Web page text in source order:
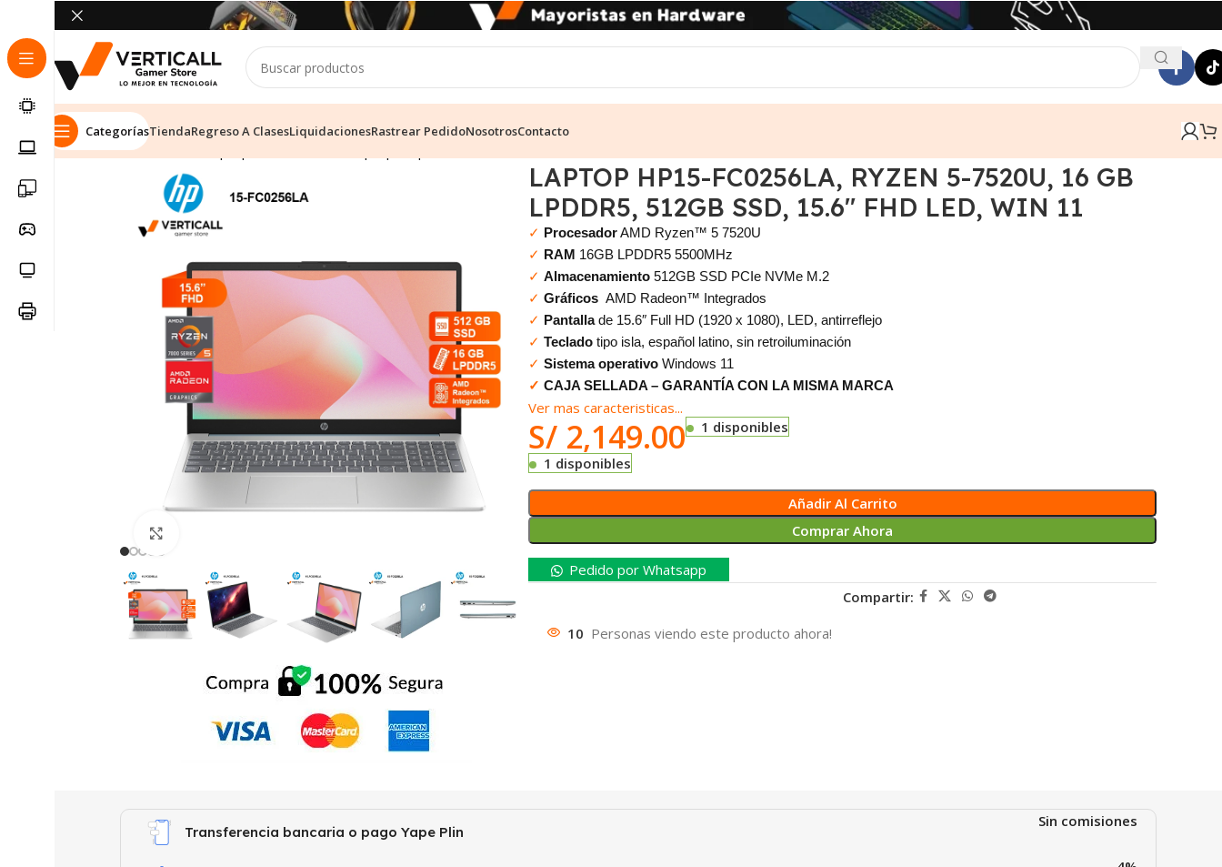
CategoríasTiendaRegreso A ClasesLiquidacionesRastrear PedidoNosotrosContacto
Inicio
LAPTOP HP15-FC0256LA, RYZEN 5-7520U, 16 GB
LPDDR5, 512GB SSD, 15.6″ FHD LED, WIN 11
✓ ProcesadorAMD Ryzen™ 5 7520U
✓ RAM 16GB LPDDR5 5500MHz
✓ Almacenamiento 512GB SSD PCIe NVMe M.2
✓ Gráficos AMD Radeon™ Integrados
✓ Pantallade 15.6″ Full HD (1920 x 1080), LED, antirreflejo
✓ Teclado tipo isla, español latino, sin retroiluminación
✓ Sistema operativo Windows 11
✓ CAJA SELLADA – GARANTÍA CON LA MISMA MARCA
Ver mas caracteristicas...
S/ 2,149.00
1 disponibles
1 disponibles
Añadir Al Carrito
Comprar Ahora
Pedido por Whatsapp
Compartir:
10 Personas viendo este producto ahora!
Transferencia bancaria o pago Yape Plin
Sin comisiones